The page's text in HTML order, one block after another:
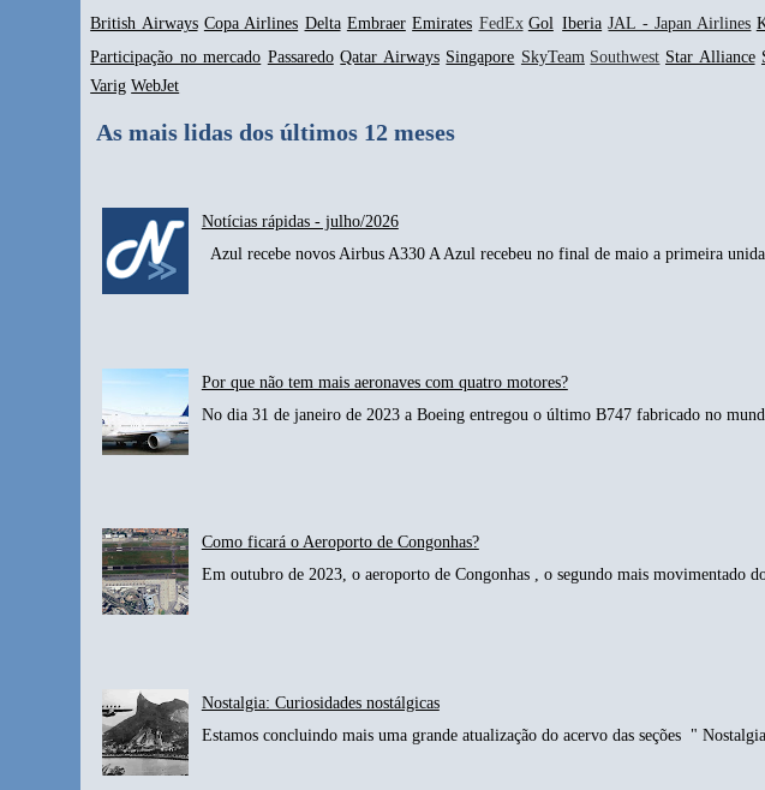
British Airways Copa Airlines Delta Embraer Emirates FedEx Gol Iberia JAL - Japan Airlines
Participação no mercado Passaredo Qatar Airways Singapore SkyTeam Southwest Star Alliance
Varig WebJet
As mais lidas dos últimos 12 meses
Notícias rápidas - julho/2026
Azul recebe novos Airbus A330 A Azul recebeu no final de maio a primeira
Por que não tem mais aeronaves com quatro motores?
No dia 31 de janeiro de 2023 a Boeing entregou o último B747 fabricado no
Como ficará o Aeroporto de Congonhas?
Em outubro de 2023, o aeroporto de Congonhas , o segundo mais movimentado
Nostalgia: Curiosidades nostálgicas
Estamos concluindo mais uma grande atualização do acervo das seções "